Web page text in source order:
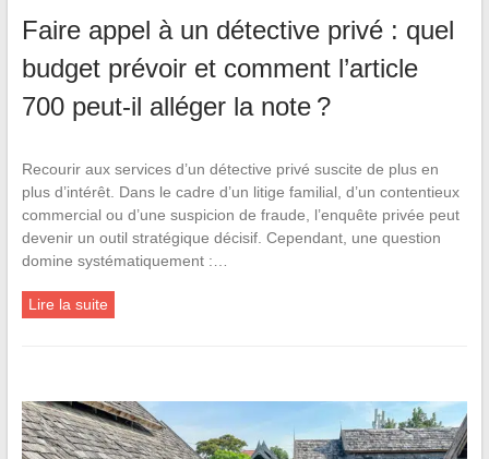
Faire appel à un détective privé : quel
budget prévoir et comment l’article
700 peut-il alléger la note ?
Recourir aux services d’un détective privé suscite de plus en
plus d’intérêt. Dans le cadre d’un litige familial, d’un contentieux
commercial ou d’une suspicion de fraude, l’enquête privée peut
devenir un outil stratégique décisif. Cependant, une question
domine systématiquement :…
Lire la suite